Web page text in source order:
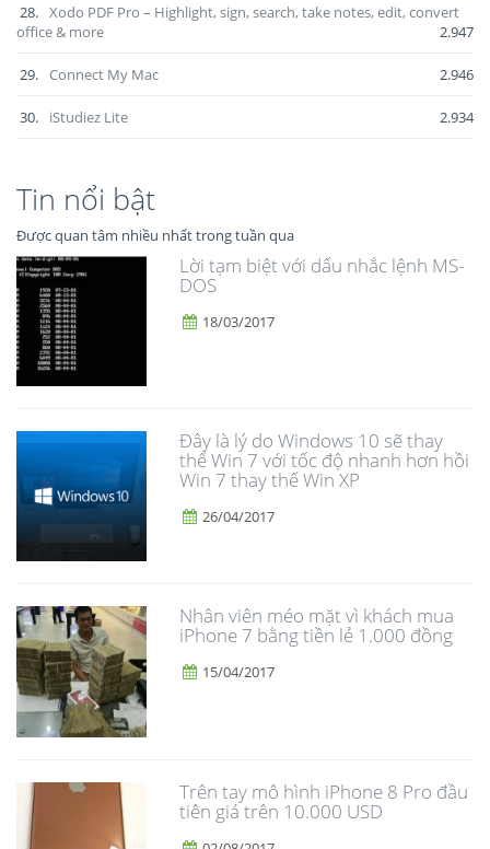
28. Xodo PDF Pro – Highlight, sign, search, take notes, edit, convert
office & more
2.947
29. Connect My Mac 2.946
30. iStudiez Lite 2.934
Tin nổi bật
Được quan tâm nhiều nhất trong tuần qua
Lời tạm biệt với dấu nhắc lệnh MS-
DOS
18/03/2017
Đây là lý do Windows 10 sẽ thay
thế Win 7 với tốc độ nhanh hơn hồi
Win 7 thay thế Win XP
26/04/2017
Nhân viên méo mặt vì khách mua
iPhone 7 bằng tiền lẻ 1.000 đồng
15/04/2017
Trên tay mô hình iPhone 8 Pro đầu
tiên giá trên 10.000 USD